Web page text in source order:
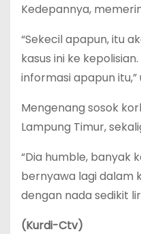
Kedepannya,
“Sekecil apapun, itu
kasus ini ke
informasi apapun itu,”
Mengenang sosok
Lampung Timur,
“Dia humble, banyak
bernyawa lagi dalam
dengan nada sedikit
(Kurdi-Ctv)